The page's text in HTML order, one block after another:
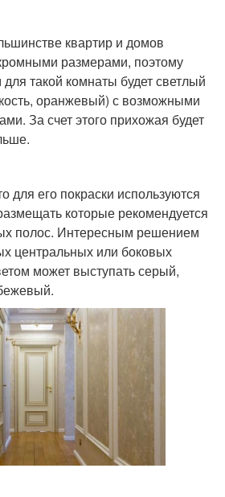
квартир и домов
размерами, поэтому
такой комнаты будет светлый
оранжевый) с возможными
За счет этого прихожая будет
для его покраски используются
которые рекомендуется
полос. Интересным решением
центральных или боковых
может выступать серый,